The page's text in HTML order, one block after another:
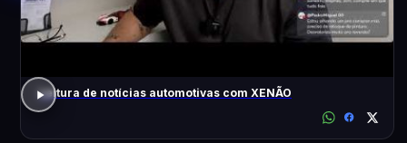
Leitura de notícias automotivas com XENÃO